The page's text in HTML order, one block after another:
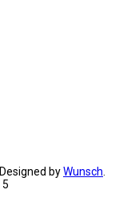
byWunsch